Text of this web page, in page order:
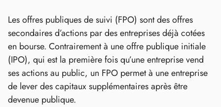
Les offres publiques de suivi (FPO) sont des offres
secondaires d’actions par des entreprises déjà cotées
en bourse. Contrairement à une offre publique initiale
(IPO), qui est la première fois qu’une entreprise vend
ses actions au public, un FPO permet à une entreprise
de lever des capitaux supplémentaires après être
devenue publique.